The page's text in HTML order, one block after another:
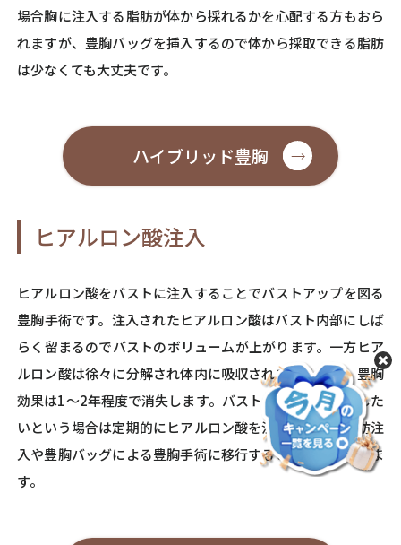
場合胸に注入する脂肪が体から採れるかを心配する方もおら
れますが、豊胸バッグを挿入するので体から採取できる脂肪
は少なくても大丈夫です。
ハイブリッド豊胸
ヒアルロン酸注入
ヒアルロン酸をバストに注入することでバストアップを図る
豊胸手術です。注入されたヒアルロン酸はバスト内部にしば
らく留まるのでバストのボリュームが上がります。一方ヒア
ルロン酸は徐々に分解され体内に吸収されていくため、豊胸
効果は1～2年程度で消失します。バストの大きさを維持した
いという場合は定期的にヒアルロン酸を注入するか、脂肪注
入や豊胸バッグによる豊胸手術に移行することが推奨できま
す。